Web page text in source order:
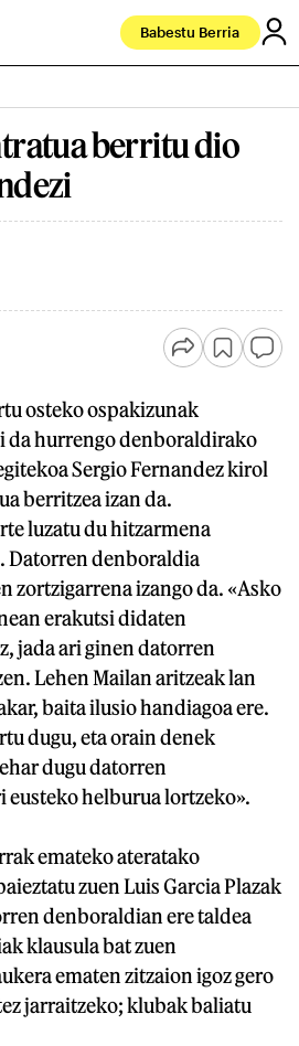
Babestu Berria
berritu dio
osteko ospakizunak
da hurrengo denboraldirako
Sergio Fernandez kirol
berritzea izan da.
luzatu du hitzarmena
Datorren denboraldia
zortzigarrena izango da. «Asko
erakutsi didaten
jada ari ginen datorren
Lehen Mailan aritzeak lan
baita ilusio handiagoa ere.
dugu, eta orain denek
dugu datorren
helburua lortzeko».
emateko ateratako
zuen Luis Garcia Plazak
denboraldian ere taldea
klausula bat zuen
ematen zitzaion igoz gero
jarraitzeko; klubak baliatu